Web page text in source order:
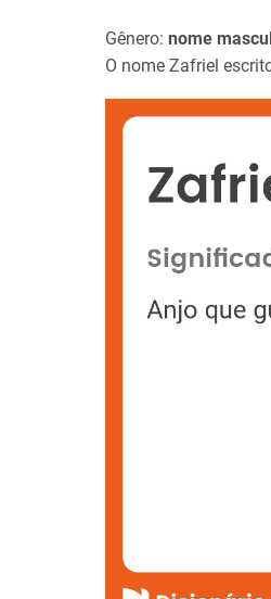
Gênero: nome
O nome Zafriel